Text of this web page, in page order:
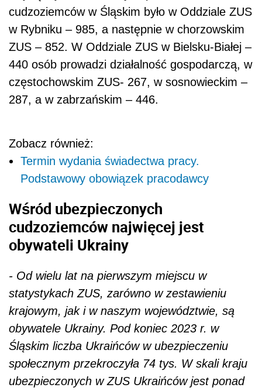
cudzoziemców w Śląskim było w Oddziale ZUS
w Rybniku – 985, a następnie w chorzowskim
ZUS – 852. W Oddziale ZUS w Bielsku-Białej –
440 osób prowadzi działalność gospodarczą, w
częstochowskim ZUS- 267, w sosnowieckim –
287, a w zabrzańskim – 446.
Zobacz również:
Termin wydania świadectwa pracy.
Podstawowy obowiązek pracodawcy
Wśród ubezpieczonych
cudzoziemców najwięcej jest
obywateli Ukrainy
- Od wielu lat na pierwszym miejscu w
statystykach ZUS, zarówno w zestawieniu
krajowym, jak i w naszym województwie, są
obywatele Ukrainy. Pod koniec 2023 r. w
Śląskim liczba Ukraińców w ubezpieczeniu
społecznym przekroczyła 74 tys. W skali kraju
ubezpieczonych w ZUS Ukraińców jest ponad